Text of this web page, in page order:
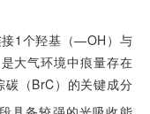
接1个羟基（—OH）与
大气环境中痕量存在
碳（BrC）的关键成分